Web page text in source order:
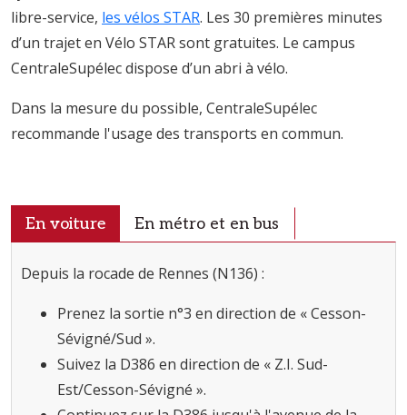
libre-service, les vélos STAR. Les 30 premières minutes
d’un trajet en Vélo STAR sont gratuites. Le campus
CentraleSupélec dispose d’un abri à vélo.
Dans la mesure du possible, CentraleSupélec
recommande l'usage des transports en commun.
En voiture En métro et en bus
Depuis la rocade de Rennes (N136) :
Prenez la sortie n°3 en direction de « Cesson-
Sévigné/Sud ».
Suivez la D386 en direction de « Z.I. Sud-
Est/Cesson-Sévigné ».